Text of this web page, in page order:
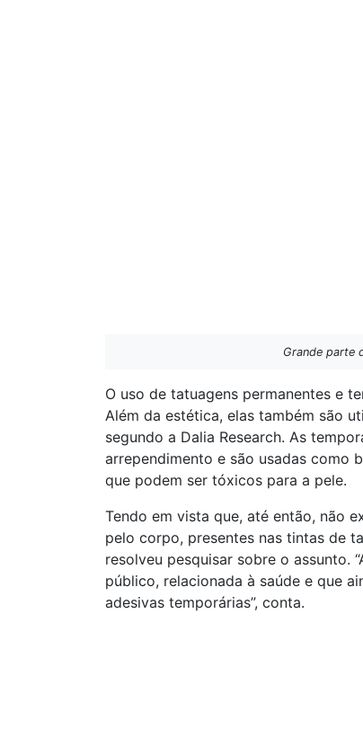
Grande parte
O uso de tatuagens permanentes e
Além da estética, elas também são
segundo a Dalia Research. As
arrependimento e são usadas como
que podem ser tóxicos para a pele.
Tendo em vista que, até então, não
pelo corpo, presentes nas tintas de
resolveu pesquisar sobre o assunto.
público, relacionada à saúde e que
adesivas temporárias”, conta.